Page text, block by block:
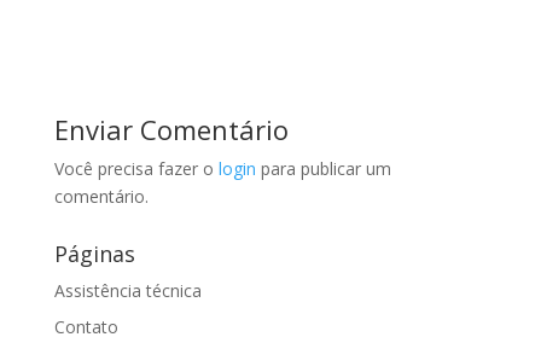
Enviar Comentário
Você precisa fazer o login para publicar um
comentário.
Páginas
Assistência técnica
Contato